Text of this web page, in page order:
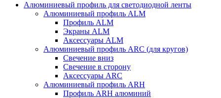
Алюминиевый профиль для светодиодной ленты
Алюминиевый профиль ALM
Профиль ALM
Экраны ALM
Аксессуары ALM
Алюминиевый профиль ARC (для кругов)
Свечение вниз
Свечение в сторону
Аксессуары ARC
Алюминиевый профиль ARH
Профиль ARH алюминий